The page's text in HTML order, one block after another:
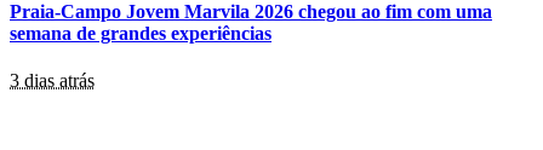
Praia-Campo Jovem Marvila 2026 chegou ao fim com uma
semana de grandes experiências
3 dias atrás